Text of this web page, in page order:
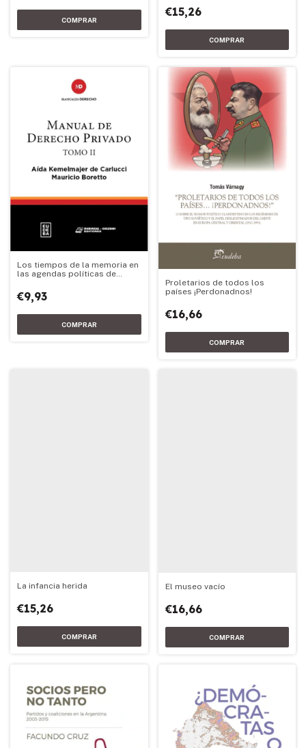
€15,26
Los tiempos de la memoria en
las agendas políticas de
€9,93
Proletarios de todos los
países ¡Perdonadnos!
€16,66
La infancia herida
€15,26
El museo vacío
€16,66